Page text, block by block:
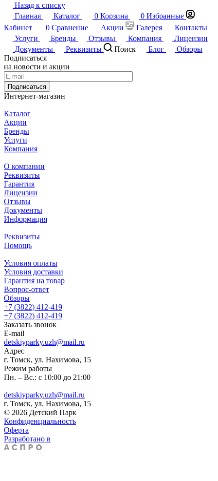
Назад к списку
Главная
Каталог 0 Корзина 0 Избранные
Кабинет
0 Сравнение Акции Галерея
Контакты
Услуги
Бренды Отзывы Компания
Лицензии
Документы
Реквизиты Поиск Блог
Обзоры
Подписаться
на новости и акции
Подписаться
Интернет-магазин
Каталог
Акции
Бренды
Услуги
Компания
О компании
Реквизиты
Гарантия
Лицензии
Отзывы
Документы
Информация
Реквизиты
Помощь
Условия оплаты
Условия доставки
Гарантия на товар
Вопрос-ответ
Обзоры
+7 (3822) 412-419
+7 (3822) 412-419
Заказать звонок
E-mail
detskiyparky.uzh@mail.ru
Адрес
г. Томск, ул. Нахимова, 15
Режим работы
Пн. – Вс.: с 10:00 до 21:00
detskiyparky.uzh@mail.ru
г. Томск, ул. Нахимова, 15
© 2026 Детский Парк
Конфиденциальность
Оферта
Разработано в